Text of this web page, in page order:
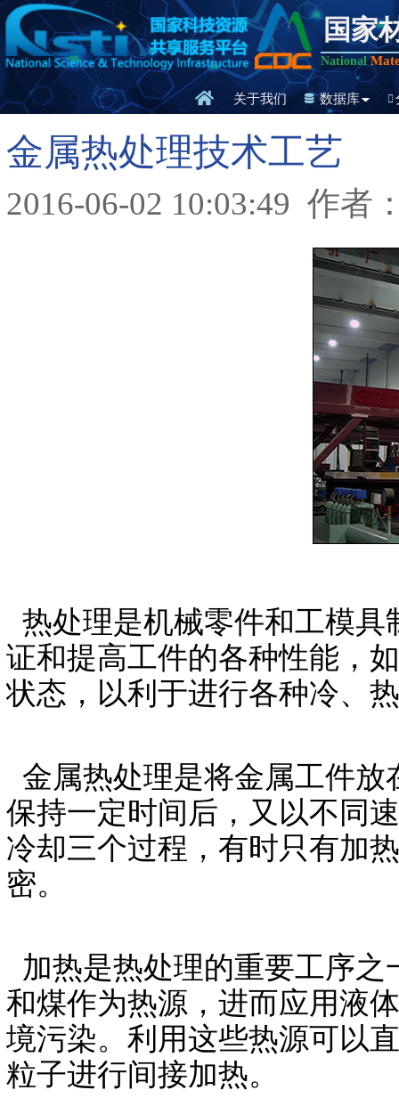
国家
National
关于我们 数据库
金属热处理技术工艺
2016-06-02 10:03:49 作者
热处理是机械零件和工模
证和提高工件的各种性能，
状态，以利于进行各种冷、
金属热处理是将金属工件
保持一定时间后，又以不同
冷却三个过程，有时只有加
密。
加热是热处理的重要工序
和煤作为热源，进而应用液
境污染。利用这些热源可以
粒子进行间接加热。